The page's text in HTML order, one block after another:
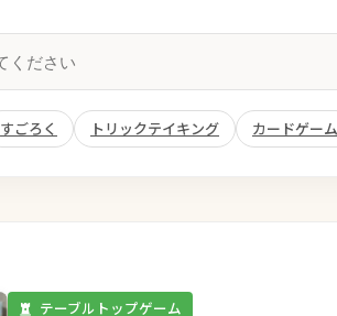
すごろく トリックテイキング カードゲーム
テーブルトップゲーム